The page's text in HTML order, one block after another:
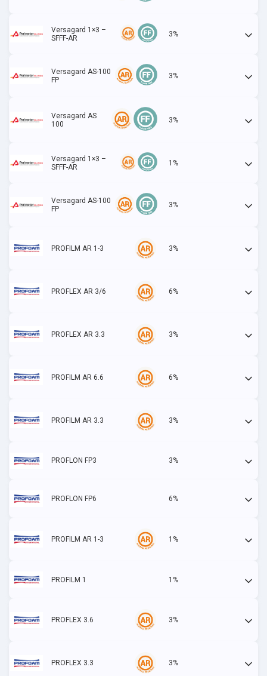
Versagard 1×3 –
SFFF-AR
3%
Versagard AS-100
FP
3%
Versagard AS
100
3%
Versagard 1×3 –
SFFF-AR
1%
Versagard AS-100
FP
3%
PROFILM AR 1-3 3%
PROFLEX AR 3/6 6%
PROFLEX AR 3.3 3%
PROFILM AR 6.6 6%
PROFILM AR 3.3 3%
PROFLON FP3 3%
PROFLON FP6 6%
PROFILM AR 1-3 1%
PROFILM 1 1%
PROFLEX 3.6 3%
PROFLEX 3.3 3%